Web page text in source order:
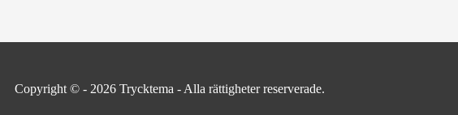
Copyright © - 2026 Trycktema - Alla rättigheter reserverade.